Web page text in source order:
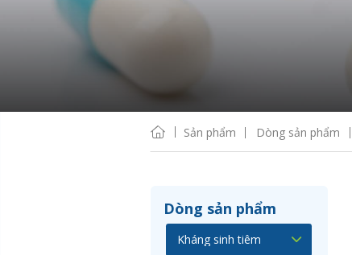
Sản phẩm Dòng sản phẩm
Dòng sản phẩm